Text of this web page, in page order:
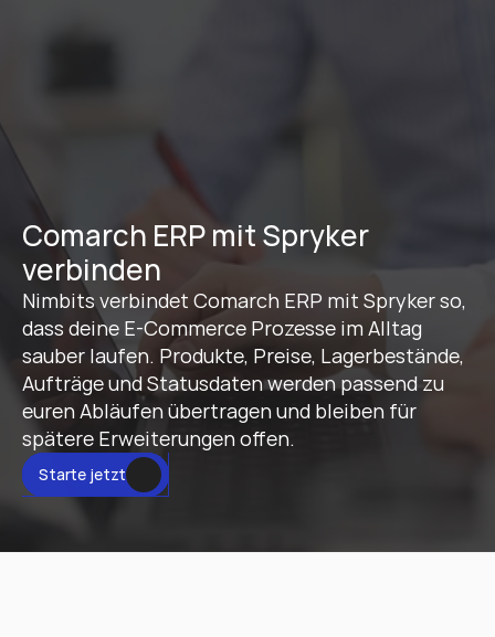
Comarch ERP mit Spryker
verbinden
Nimbits verbindet Comarch ERP mit Spryker so,
dass deine E-Commerce Prozesse im Alltag
sauber laufen. Produkte, Preise, Lagerbestände,
Aufträge und Statusdaten werden passend zu
euren Abläufen übertragen und bleiben für
spätere Erweiterungen offen.
Starte jetzt